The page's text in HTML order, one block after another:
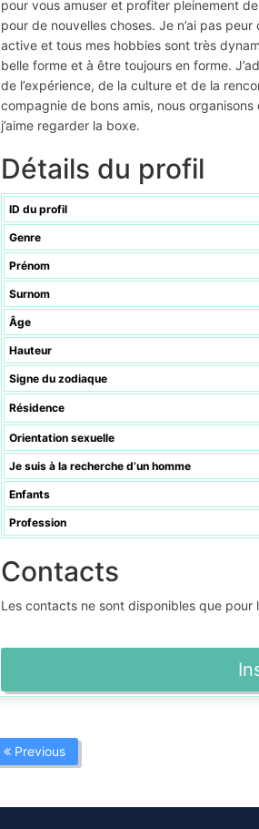
pour vous amuser et profiter pleinement
pour de nouvelles choses. Je n’ai pas
active et tous mes hobbies sont très
belle forme et à être toujours en forme.
de l’expérience, de la culture et de la
compagnie de bons amis, nous
j’aime regarder la boxe.
Détails du profil
ID du profil
Genre
Prénom
Surnom
Âge
Hauteur
Signe du zodiaque
Résidence
Orientation sexuelle
Je suis à la recherche d’un homme
Enfants
Profession
Contacts
Les contacts ne sont disponibles que
Previous